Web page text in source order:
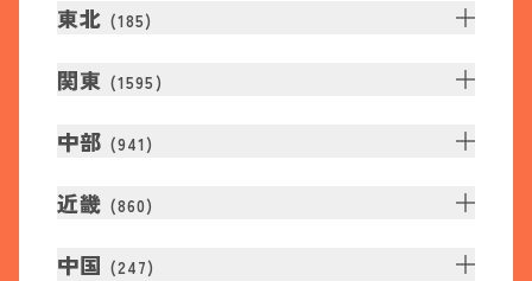
東北 (185)
関東 (1595 )
中部 (941 )
近畿 (860)
中国 (247)